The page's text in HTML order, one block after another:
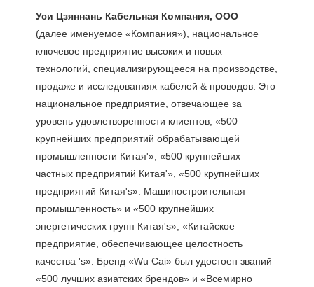
(далее именуемое «Компания»), национальное
ключевое предприятие высоких и новых
технологий, специализирующееся на производстве,
продаже и исследованиях кабелей & проводов. Это
национальное предприятие, отвечающее за
уровень удовлетворенности клиентов, «500
крупнейших предприятий обрабатывающей
промышленности Китая'», «500 крупнейших
частных предприятий Китая'», «500 крупнейших
предприятий Китая's». Машиностроительная
промышленность» и «500 крупнейших
энергетических групп Китая's», «Китайское
предприятие, обеспечивающее целостность
качества 's». Бренд «Wu Cai» был удостоен званий
«500 лучших азиатских брендов» и «Всемирно